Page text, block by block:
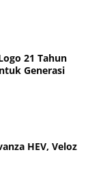
21 Tahun
Generasi
HEV, Veloz